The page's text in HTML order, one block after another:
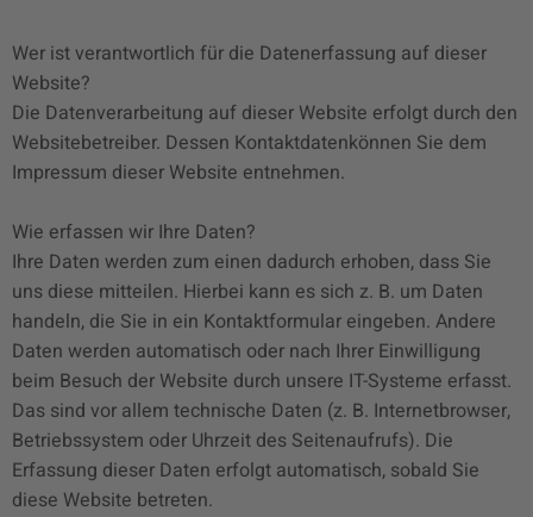
Wer ist verantwortlich für die Datenerfassung auf dieser
Website?
Die Datenverarbeitung auf dieser Website erfolgt durch den
Websitebetreiber. Dessen Kontaktdatenkönnen Sie dem
Impressum dieser Website entnehmen.
Wie erfassen wir Ihre Daten?
Ihre Daten werden zum einen dadurch erhoben, dass Sie
uns diese mitteilen. Hierbei kann es sich z. B. um Daten
handeln, die Sie in ein Kontaktformular eingeben. Andere
Daten werden automatisch oder nach Ihrer Einwilligung
beim Besuch der Website durch unsere IT-Systeme erfasst.
Das sind vor allem technische Daten (z. B. Internetbrowser,
Betriebssystem oder Uhrzeit des Seitenaufrufs). Die
Erfassung dieser Daten erfolgt automatisch, sobald Sie
diese Website betreten.